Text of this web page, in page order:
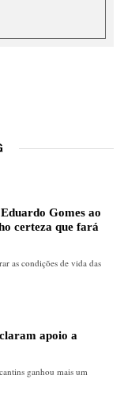
Gomes ao
certeza que fará
as condições de vida das
apoio a
ganhou mais um